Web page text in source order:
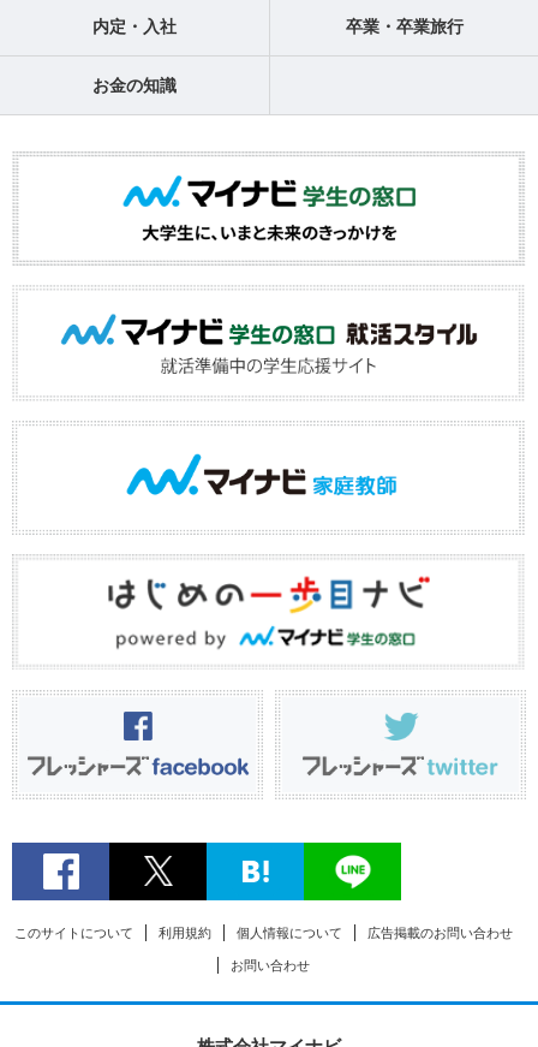
内定・入社 卒業・卒業旅行
お金の知識
このサイトについて 利用規約 個人情報について 広告掲載のお問い合わせ
お問い合わせ